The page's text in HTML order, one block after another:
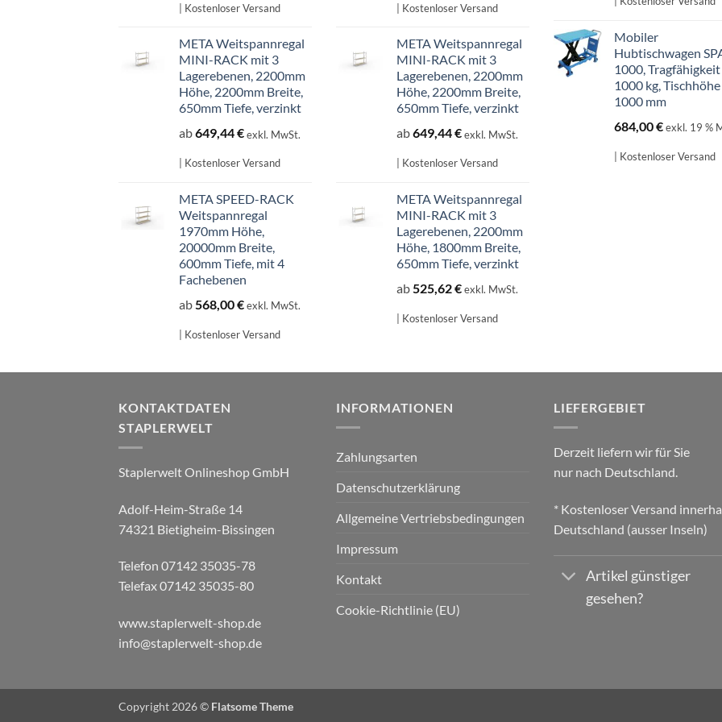
707,14 €
| Kostenloser Versand
META Weitspannregal
MINI-RACK mit 3
Lagerebenen, 2200mm
Höhe, 2200mm Breite,
650mm Tiefe, verzinkt
ab649,44€exkl. MwSt.
| Kostenloser Versand
META SPEED-RACK
Weitspannregal
1970mm Höhe,
20000mm Breite,
600mm Tiefe, mit 4
Fachebenen
ab568,00€exkl. MwSt.
| Kostenloser Versand
707,14 €
| Kostenloser Versand
META Weitspannregal
MINI-RACK mit 3
Lagerebenen, 2200mm
Höhe, 2200mm Breite,
650mm Tiefe, verzinkt
ab649,44€exkl. MwSt.
| Kostenloser Versand
META Weitspannregal
MINI-RACK mit 3
Lagerebenen, 2200mm
Höhe, 1800mm Breite,
650mm Tiefe, verzinkt
ab525,62€exkl. MwSt.
| Kostenloser Versand
Mobiler
Hubtischwagen
1000, Tragfähigkeit
1000 kg, Tischhöhe
1000 mm
684,00€exkl. 19 %
| Kostenloser Versand
KONTAKTDATEN
STAPLERWELT
Staplerwelt Onlineshop GmbH
Adolf-Heim-Straße 14
74321 Bietigheim-Bissingen
Telefon 07142 35035-78
Telefax 07142 35035-80
www.staplerwelt-shop.de
info@staplerwelt-shop.de
INFORMATIONEN
Zahlungsarten
Datenschutzerklärung
Allgemeine Vertriebsbedingungen
Impressum
Kontakt
Cookie-Richtlinie (EU)
LIEFERGEBIET
Derzeit liefern wir für Sie
nur nach Deutschland.
* Kostenloser Versand
Deutschland (ausser Inseln)
Artikel günstiger
gesehen?
Copyright 2026 © Flatsome Theme